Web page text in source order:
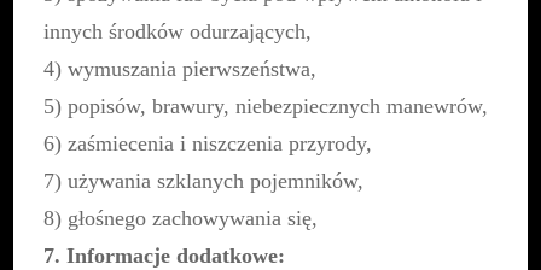
innych środków odurzających,
4) wymuszania pierwszeństwa,
5) popisów, brawury, niebezpiecznych manewrów,
6) zaśmiecenia i niszczenia przyrody,
7) używania szklanych pojemników,
8) głośnego zachowywania się,
7. Informacje dodatkowe: